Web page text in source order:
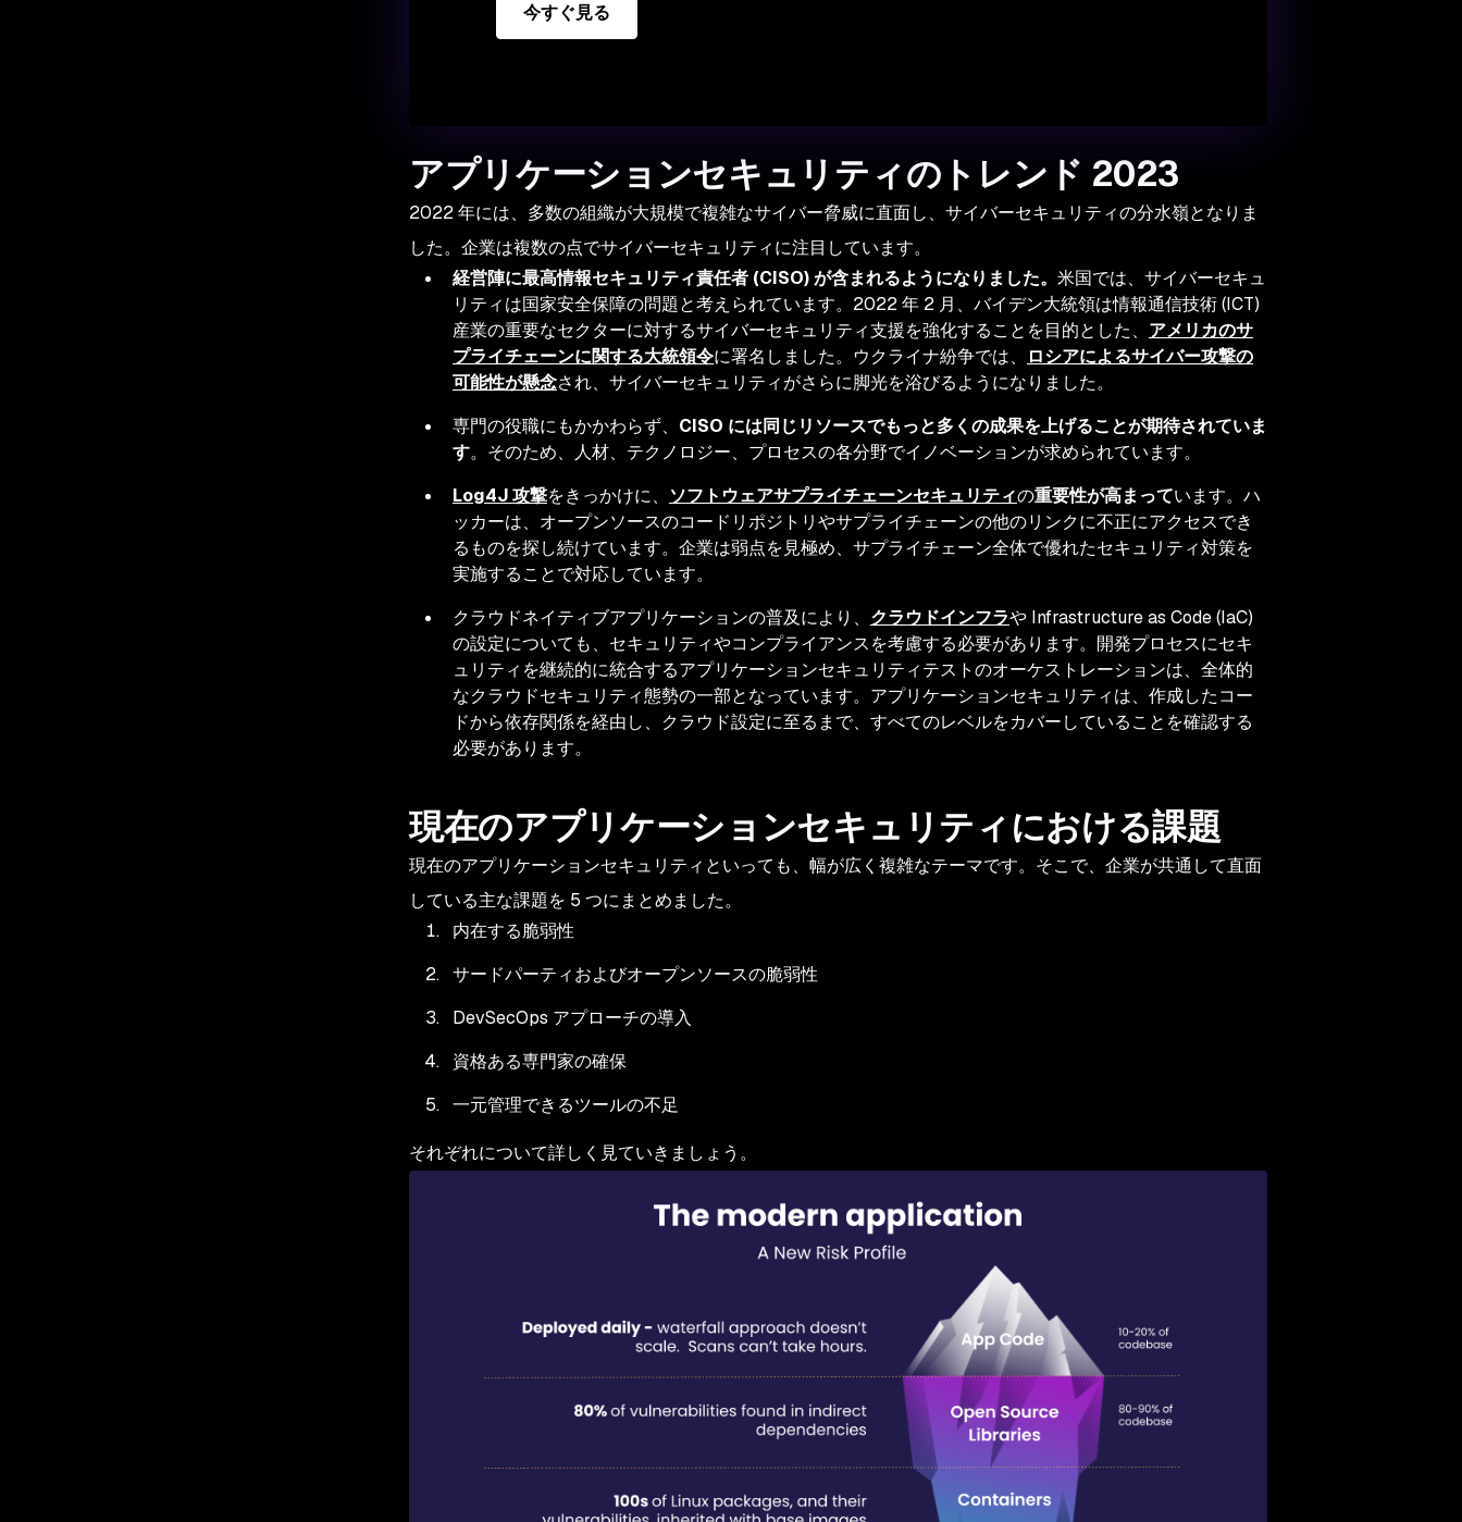
今すぐ見る
アプリケーションセキュリティのトレンド 2023
2022 年には、多数の組織が大規模で複雑なサイバー脅威に直面し、サイバーセキュリティの分水嶺となりま
した。企業は複数の点でサイバーセキュリティに注目しています。
経営陣に最高情報セキュリティ責任者 (CISO) が含まれるようになりました。 米国では、サイバーセキュ
リティは国家安全保障の問題と考えられています。2022 年 2 月、バイデン大統領は情報通信技術 (ICT)
産業の重要なセクターに対するサイバーセキュリティ支援を強化することを目的とした、 アメリカのサ
プライチェーンに関する大統領令に署名しました。ウクライナ紛争では、
ロシアによるサイバー攻撃の
可能性が懸念され、サイバーセキュリティがさらに脚光を浴びるようになりました。
専門の役職にもかかわらず、 CISO には同じリソースでもっと多くの成果を上げることが期待されていま
す。そのため、人材、テクノロジー、プロセスの各分野でイノベーションが求められています。
Log4J 攻撃をきっかけに、 ソフトウェアサプライチェーンセキュリティの重要性が高まっています。ハ
ッカーは、オープンソースのコードリポジトリやサプライチェーンの他のリンクに不正にアクセスでき
るものを探し続けています。企業は弱点を見極め、サプライチェーン全体で優れたセキュリティ対策を
実施することで対応しています。
クラウドネイティブアプリケーションの普及により、 クラウドインフラや Infrastructure as Code (IaC)
の設定についても、セキュリティやコンプライアンスを考慮する必要があります。開発プロセスにセキ
ュリティを継続的に統合するアプリケーションセキュリティテストのオーケストレーションは、全体的
なクラウドセキュリティ態勢の一部となっています。アプリケーションセキュリティは、作成したコー
ドから依存関係を経由し、クラウド設定に至るまで、すべてのレベルをカバーしていることを確認する
必要があります。
現在のアプリケーションセキュリティにおける課題
現在のアプリケーションセキュリティといっても、幅が広く複雑なテーマです。そこで、企業が共通して直面
している主な課題を 5 つにまとめました。
内在する脆弱性
サードパーティおよびオープンソースの脆弱性
DevSecOps アプローチの導入
資格ある専門家の確保
一元管理できるツールの不足
それぞれについて詳しく見ていきましょう。